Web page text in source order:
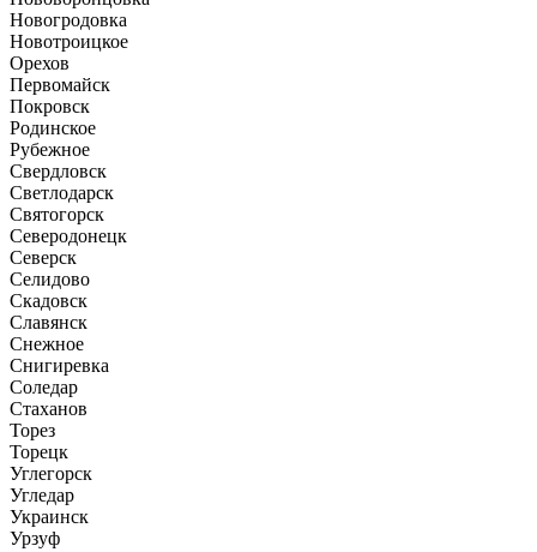
Новогродовка
Новотроицкое
Орехов
Первомайск
Покровск
Родинское
Рубежное
Свердловск
Светлодарск
Святогорск
Северодонецк
Северск
Селидово
Скадовск
Славянск
Снежное
Снигиревка
Соледар
Стаханов
Торез
Торецк
Углегорск
Угледар
Украинск
Урзуф